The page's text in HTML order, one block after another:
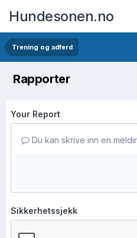
Hundesonen.no
Trening og adferd
Rapporter
Your Report
Du kan skrive inn en
Sikkerhetssjekk